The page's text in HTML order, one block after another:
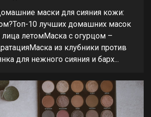
маски для сияния кожи:
10 лучших домашних масок
летомМаска с огурцом –
из клубники против
для нежного сияния и барх...